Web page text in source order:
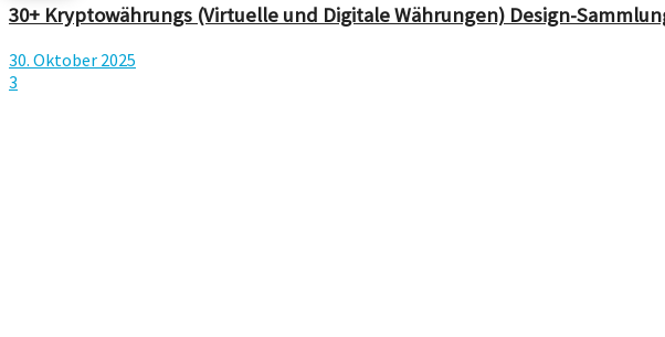
30+ Kryptowährungs (Virtuelle und Digitale Währungen) Design-
30. Oktober 2025
3